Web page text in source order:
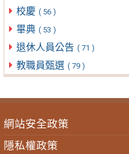
校慶 ( 56 )
畢典 ( 53 )
退休人員公告 ( 71 )
教職員甄選 ( 79 )
網站安全政策
隱私權政策